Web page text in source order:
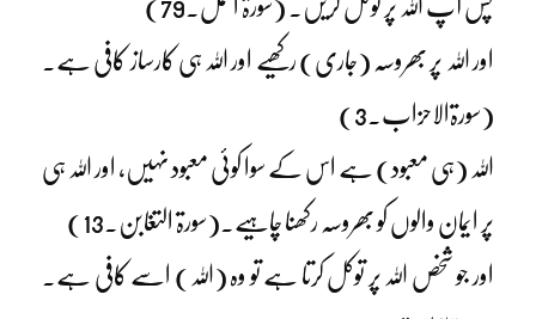
پس آپ اللہ پر توکل کریں۔ (سورۃ النمل۔79)
اور اللہ پر بھروسہ (جاری) رکھیے اور اللہ ہی کارساز کافی ہے۔
(سورۃالاحزاب۔3)
اللہ (ہی معبود) ہے اس کے سوا کوئی معبود نہیں، اور اللہ ہی
پر ایمان والوں کو بھروسہ رکھنا چاہیے۔(سورۃ التغابن۔13)
اور جو شخص اللہ پر توکل کرتا ہے تو وہ (اللہ) اسے کافی ہے۔